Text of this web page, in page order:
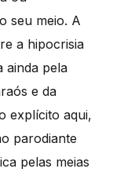
seu meio. A
a hipocrisia
ainda pela
e da
explícito aqui,
parodiante
pelas meias